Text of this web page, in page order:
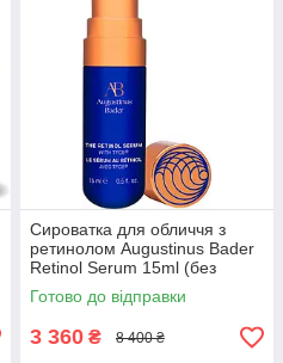
Сироватка для обличчя з
ретинолом Augustinus Bader
Retinol Serum 15ml (без
коробки)
Готово до відправки
3 360 ₴ 8 400 ₴